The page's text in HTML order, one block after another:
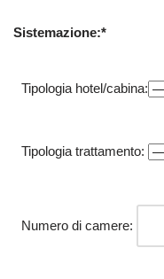
Sistemazione:*
Tipologia hotel/cabina:
Tipologia trattamento:
Numero di camere: